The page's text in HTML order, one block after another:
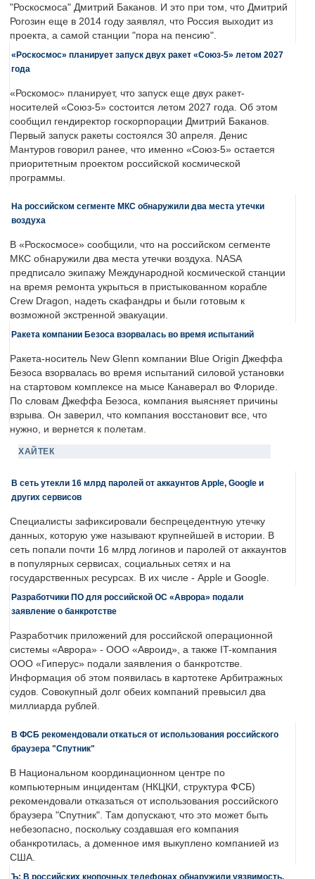
"Роскосмоса" Дмитрий Баканов. И это при том, что Дмитрий
Рогозин еще в 2014 году заявлял, что Россия выходит из
проекта, а самой станции "пора на пенсию".
«Роскосмос» планирует запуск двух ракет «Союз-5» летом 2027
года
«Роскомос» планирует, что запуск еще двух ракет-
носителей «Союз-5» состоится летом 2027 года. Об этом
сообщил гендиректор госкорпорации Дмитрий Баканов.
Первый запуск ракеты состоялся 30 апреля. Денис
Мантуров говорил ранее, что именно «Союз-5» остается
приоритетным проектом российской космической
программы.
На российском сегменте МКС обнаружили два места утечки
воздуха
В «Роскосмосе» сообщили, что на российском сегменте
МКС обнаружили два места утечки воздуха. NASA
предписало экипажу Международной космической станции
на время ремонта укрыться в пристыкованном корабле
Crew Dragon, надеть скафандры и были готовым к
возможной экстренной эвакуации.
Ракета компании Безоса взорвалась во время испытаний
Ракета-носитель New Glenn компании Blue Origin Джеффа
Безоса взорвалась во время испытаний силовой установки
на стартовом комплексе на мысе Канаверал во Флориде.
По словам Джеффа Безоса, компания выясняет причины
взрыва. Он заверил, что компания восстановит все, что
нужно, и вернется к полетам.
ХАЙТЕК
В сеть утекли 16 млрд паролей от аккаунтов Apple, Google и
других сервисов
Специалисты зафиксировали беспрецедентную утечку
данных, которую уже называют крупнейшей в истории. В
сеть попали почти 16 млрд логинов и паролей от аккаунтов
в популярных сервисах, социальных сетях и на
государственных ресурсах. В их числе - Apple и Google.
Разработчики ПО для российской ОС «Аврора» подали
заявление о банкротстве
Разработчик приложений для российской операционной
системы «Аврора» - ООО «Авроид», а также IT-компания
ООО «Гиперус» подали заявления о банкротстве.
Информация об этом появилась в картотеке Арбитражных
судов. Совокупный долг обеих компаний превысил два
миллиарда рублей.
В ФСБ рекомендовали откаться от использования российского
браузера "Спутник"
В Национальном координационном центре по
компьютерным инцидентам (НКЦКИ, структура ФСБ)
рекомендовали отказаться от использования российского
браузера "Спутник". Там допускают, что это может быть
небезопасно, поскольку создавшая его компания
обанкротилась, а доменное имя выкуплено компанией из
США.
Ъ: В российских кнопочных телефонах обнаружили уязвимость,